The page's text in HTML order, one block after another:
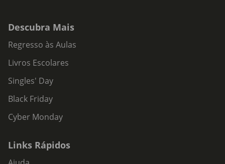
Descubra Mais
Regresso às Aulas
Livros Escolares
Singles' Day
Black Friday
Cyber Monday
Links Rápidos